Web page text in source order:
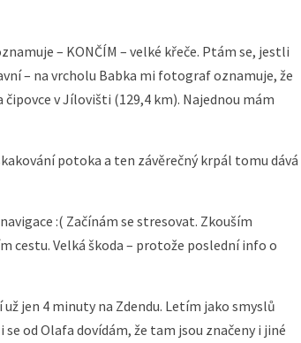
– KONČÍM – velké křeče. Ptám se, jestli
– na vrcholu Babka mi fotograf oznamuje, že
v Jílovišti (129,4 km). Najednou mám
potoka a ten závěrečný krpál tomu dává
:( Začínám se stresovat. Zkouším
cestu. Velká škoda – protože poslední info o
jen 4 minuty na Zdendu. Letím jako smyslů
od Olafa dovídám, že tam jsou značeny i jiné